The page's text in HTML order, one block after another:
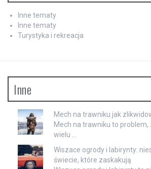
Inne tematy
Inne tematy
Turystyka i rekreacja
Inne
Mech na trawniku jak
Mech na trawniku to
wielu …
Wiszace ogrody i labirynty:
świecie, które zaskakują